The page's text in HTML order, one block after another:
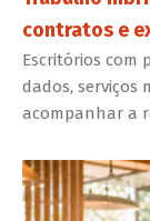
contratos e
Escritórios com
dados, serviços
acompanhar a